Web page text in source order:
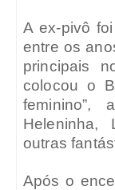
A ex-pivô
entre os
principais
colocou o
feminino”,
Heleninha,
outras
Após o